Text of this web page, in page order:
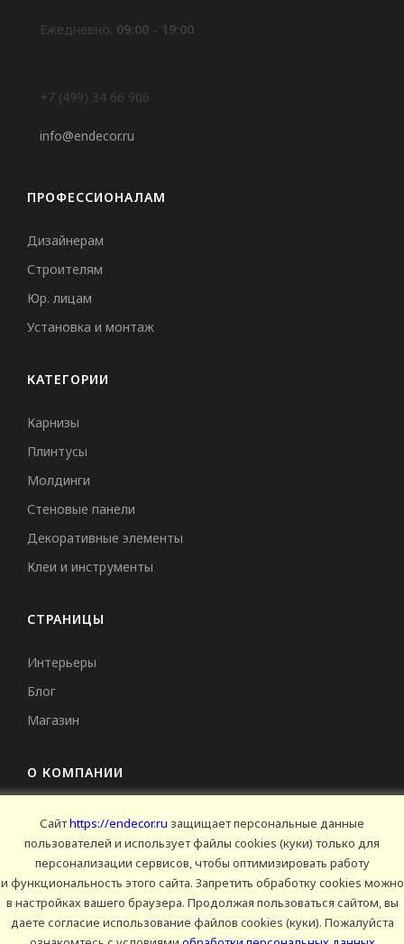
Ежедневно: 09:00 - 19:00
+7 (499) 34 66 906
info@endecor.ru
ПРОФЕССИОНАЛАМ
Дизайнерам
Строителям
Юр. лицам
Установка и монтаж
КАТЕГОРИИ
Карнизы
Плинтусы
Молдинги
Стеновые панели
Декоративные элементы
Клеи и инструменты
СТРАНИЦЫ
Интерьеры
Блог
Магазин
О КОМПАНИИ
Контакты
Условия продаж
Сертификаты
© 2025 Endecor. Все права защищены.
Сайтhttps://endecor.ru защищает персональные данные
пользователей и использует файлы cookies (куки) только для
персонализации сервисов, чтобы оптимизировать работу
и функциональность этого сайта. Запретить обработку cookies можно
в настройках вашего браузера. Продолжая пользоваться сайтом, вы
даете согласие использование файлов cookies (куки). Пожалуйста